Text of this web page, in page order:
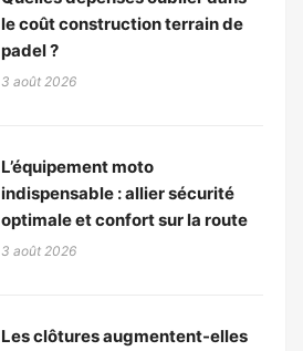
le coût construction terrain de
padel ?
3 août 2026
L’équipement moto
indispensable : allier sécurité
optimale et confort sur la route
3 août 2026
Les clôtures augmentent-elles